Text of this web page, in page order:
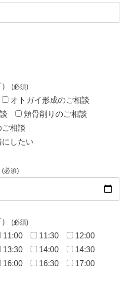
(必須)
オトガイ形成のご相談
頬骨削りのご相談
相談
したい
(必須)
(必須)
11:00 11:30
12:00
13:30 14:00
14:30
16:00 16:30
17:00